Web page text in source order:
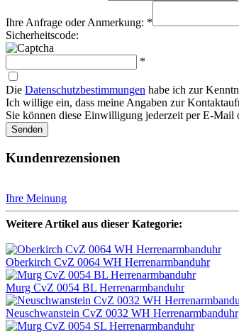
Ihre Anfrage oder Anmerkung: *
Sicherheitscode:
*
Die Datenschutzbestimmungen habe ich zur
Ich willige ein, dass meine Angaben zur
Sie können diese Einwilligung jederzeit per E-Mail
Senden
Kundenrezensionen
Ihre Meinung
Weitere Artikel aus dieser Kategorie:
Oberkirch CvZ 0064 WH Herrenarmbanduhr
Murg CvZ 0054 BL Herrenarmbanduhr
Neuschwanstein CvZ 0032 WH Herrenarmbanduhr